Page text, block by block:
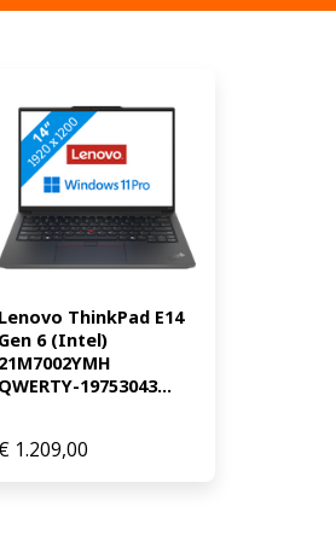
Lenovo ThinkPad E14
Gen 6 (Intel)
21M7002YMH
QWERTY-19753043...
€ 1.209,00